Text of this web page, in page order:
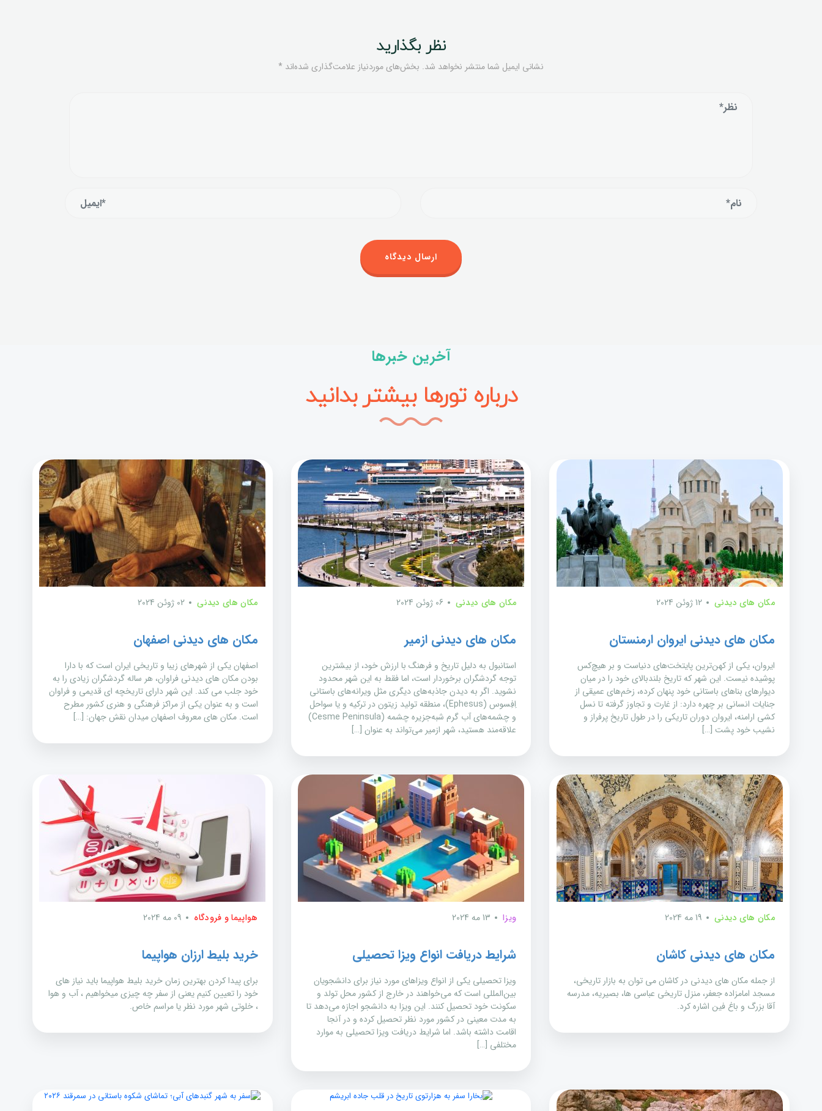
نظر بگذارید
نشانی ایمیل شما منتشر نخواهد شد. بخش‌های موردنیاز علامت‌گذاری شده‌اند *
آخرین خبرها
درباره تورها بیشتر بدانید
مکان های دیدنی 12 ژوئن 2024
مکان های دیدنی ایروان ارمنستان
ایروان، یکی از کهن‌ترین پایتخت‌های دنیاست و بر هیچ‌کس
پوشیده نیست. این شهر که تاریخ بلندبالای خود را در میان
دیوارهای بناهای باستانی خود پنهان کرده، زخم‌های عمیقی از
جنایات انسانی بر چهره دارد: از غارت و تجاوز گرفته تا نسل
کشی ارامنه، ایروان دوران تاریکی را در طول تاریخ پرفراز و
نشیب خود پشت […]
مکان های دیدنی 06 ژوئن 2024
مکان های دیدنی ازمیر
استانبول به دلیل تاریخ و فرهنگ با ارزش خود، از بیشترین
توجه گردشگران برخوردار است، اما فقط به این شهر محدود
نشوید. اگر به دیدن جاذبه‌های دیگری مثل ویرانه‌های باستانی
اِفِسوس (Ephesus)، منطقه تولید زیتون در ترکیه و یا سواحل
و چشمه‌های آب گرم شبه‌جزیره چشمه (Cesme Peninsula)
علاقه‌مند هستید، شهر ازمیر می‌تواند به عنوان […]
مکان های دیدنی 02 ژوئن 2024
مکان های دیدنی اصفهان
اصفهان یکی از شهرهای زیبا و تاریخی ایران است که با دارا
بودن مکان های دیدنی فراوان، هر ساله گردشگران زیادی را به
خود جلب می کند. این شهر دارای تاریخچه ای قدیمی و فراوان
است و به عنوان یکی از مراکز فرهنگی و هنری کشور مطرح
است. مکان های معروف اصفهان میدان نقش جهان: […]
مکان های دیدنی 19 مه 2024
مکان های دیدنی کاشان
از جمله مکان های دیدنی در کاشان می توان به بازار تاریخی،
مسجد امامزاده جعفر، منزل تاریخی عباسی ها، بصیریه، مدرسه
آقا بزرگ و باغ فین اشاره کرد.
ویزا 13 مه 2024
شرایط دریافت انواع ویزا تحصیلی
ویزا تحصیلی یکی از انواع ویزاهای مورد نیاز برای دانشجویان
بین‌المللی است که می‌خواهند در خارج از کشور محل تولد و
سکونت خود تحصیل کنند. این ویزا به دانشجو اجازه می‌دهد تا
به مدت معینی در کشور مورد نظر تحصیل کرده و در آنجا
اقامت داشته باشد. اما شرایط دریافت ویزا تحصیلی به موارد
مختلفی […]
هواپیما و فرودگاه 09 مه 2024
خرید بلیط ارزان هواپیما
برای پیدا کردن بهترین زمان خرید بلیط هواپیما باید نیاز های
خود را تعیین کنیم یعنی از سفر چه چیزی میخواهیم ، آب و هوا
، خلوتی شهر مورد نظر یا مراسم خاص.